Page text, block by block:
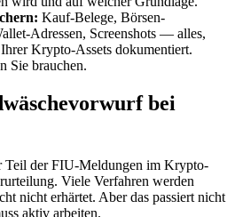
Kauf-Belege, Börsen-
Adressen, Screenshots — alles,
Krypto-Assets dokumentiert.
Sie brauchen.
bei
Teil der FIU-Meldungen im Krypto-
Viele Verfahren werden
nicht erhärtet. Aber das passiert nicht
aktiv arbeiten.